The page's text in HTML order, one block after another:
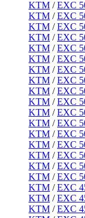
KTM /EXC
KTM /EXC
KTM /EXC
KTM /EXC
KTM /EXC
KTM /EXC
KTM /EXC
KTM /EXC
KTM /EXC
KTM /EXC
KTM /EXC
KTM /EXC
KTM /EXC
KTM /EXC
KTM /EXC
KTM /EXC
KTM /EXC
KTM /EXC
KTM /EXC
KTM /EXC